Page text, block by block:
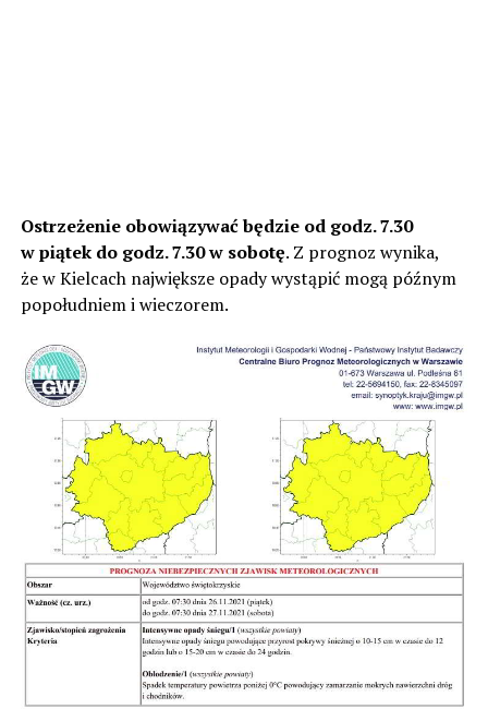
Ostrzeżenie obowiązywać będzie od godz. 7.30
w piątek do godz. 7.30 w sobotę. Z prognoz wynika,
że w Kielcach największe opady wystąpić mogą późnym
popołudniem i wieczorem.